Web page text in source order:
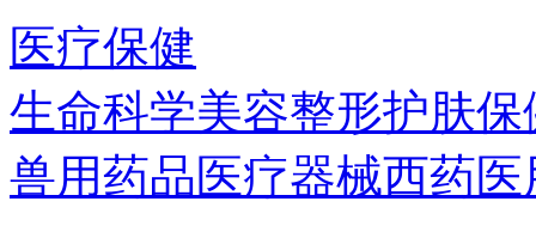
医疗保健
生命科学美容整形护肤保
兽用药品医疗器械西药